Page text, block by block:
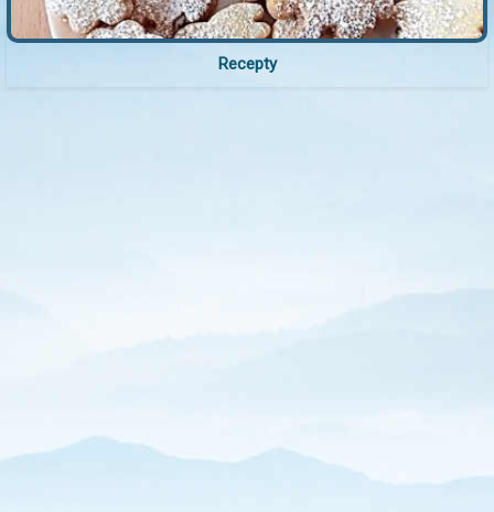
Recepty